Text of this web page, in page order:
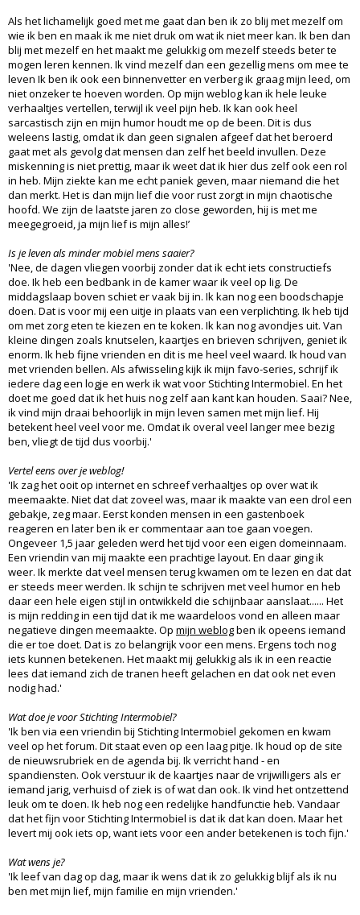
Als het lichamelijk goed met me gaat dan ben ik zo blij met mezelf om
wie ik ben en maak ik me niet druk om wat ik niet meer kan. Ik ben dan
blij met mezelf en het maakt me gelukkig om mezelf steeds beter te
mogen leren kennen. Ik vind mezelf dan een gezellig mens om mee te
leven Ik ben ik ook een binnenvetter en verberg ik graag mijn leed, om
niet onzeker te hoeven worden. Op mijn weblog kan ik hele leuke
verhaaltjes vertellen, terwijl ik veel pijn heb. Ik kan ook heel
sarcastisch zijn en mijn humor houdt me op de been. Dit is dus
weleens lastig, omdat ik dan geen signalen afgeef dat het beroerd
gaat met als gevolg dat mensen dan zelf het beeld invullen. Deze
miskenning is niet prettig, maar ik weet dat ik hier dus zelf ook een rol
in heb. Mijn ziekte kan me echt paniek geven, maar niemand die het
dan merkt. Het is dan mijn lief die voor rust zorgt in mijn chaotische
hoofd. We zijn de laatste jaren zo close geworden, hij is met me
meegegroeid, ja mijn lief is mijn alles!’
Is je leven als minder mobiel mens saaier?
'Nee, de dagen vliegen voorbij zonder dat ik echt iets constructiefs
doe. Ik heb een bedbank in de kamer waar ik veel op lig. De
middagslaap boven schiet er vaak bij in. Ik kan nog een boodschapje
doen. Dat is voor mij een uitje in plaats van een verplichting. Ik heb tijd
om met zorg eten te kiezen en te koken. Ik kan nog avondjes uit. Van
kleine dingen zoals knutselen, kaartjes en brieven schrijven, geniet ik
enorm. Ik heb fijne vrienden en dit is me heel veel waard. Ik houd van
met vrienden bellen. Als afwisseling kijk ik mijn favo-series, schrijf ik
iedere dag een logje en werk ik wat voor Stichting Intermobiel. En het
doet me goed dat ik het huis nog zelf aan kant kan houden. Saai? Nee,
ik vind mijn draai behoorlijk in mijn leven samen met mijn lief. Hij
betekent heel veel voor me. Omdat ik overal veel langer mee bezig
ben, vliegt de tijd dus voorbij.'
Vertel eens over je weblog!
'Ik zag het ooit op internet en schreef verhaaltjes op over wat ik
meemaakte. Niet dat dat zoveel was, maar ik maakte van een drol een
gebakje, zeg maar. Eerst konden mensen in een gastenboek
reageren en later ben ik er commentaar aan toe gaan voegen.
Ongeveer 1,5 jaar geleden werd het tijd voor een eigen domeinnaam.
Een vriendin van mij maakte een prachtige layout. En daar ging ik
weer. Ik merkte dat veel mensen terug kwamen om te lezen en dat dat
er steeds meer werden. Ik schijn te schrijven met veel humor en heb
daar een hele eigen stijl in ontwikkeld die schijnbaar aanslaat...... Het
is mijn redding in een tijd dat ik me waardeloos vond en alleen maar
negatieve dingen meemaakte. Op mijn weblogben ik opeens iemand
die er toe doet. Dat is zo belangrijk voor een mens. Ergens toch nog
iets kunnen betekenen. Het maakt mij gelukkig als ik in een reactie
lees dat iemand zich de tranen heeft gelachen en dat ook net even
nodig had.'
Wat doe je voor Stichting Intermobiel?
'Ik ben via een vriendin bij Stichting Intermobiel gekomen en kwam
veel op het forum. Dit staat even op een laag pitje. Ik houd op de site
de nieuwsrubriek en de agenda bij. Ik verricht hand - en
spandiensten. Ook verstuur ik de kaartjes naar de vrijwilligers als er
iemand jarig, verhuisd of ziek is of wat dan ook. Ik vind het ontzettend
leuk om te doen. Ik heb nog een redelijke handfunctie heb. Vandaar
dat het fijn voor Stichting Intermobiel is dat ik dat kan doen. Maar het
levert mij ook iets op, want iets voor een ander betekenen is toch fijn.'
Wat wens je?
'Ik leef van dag op dag, maar ik wens dat ik zo gelukkig blijf als ik nu
ben met mijn lief, mijn familie en mijn vrienden.'